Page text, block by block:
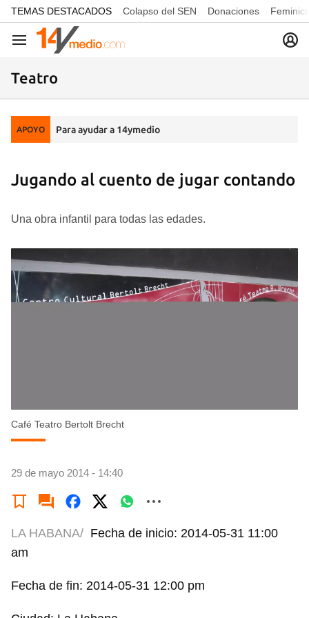
common.go-to-content
TEMAS DESTACADOS Colapso del SEN Donaciones
Navegación
Teatro
APOYO Para ayudar a 14ymedio
Jugando al cuento de jugar contando
Una obra infantil para todas las edades.
Café Teatro Bertolt Brecht
29 de mayo 2014 - 14:40
LA HABANA/ Fecha de inicio: 2014-05-31 11:00
am
Fecha de fin: 2014-05-31 12:00 pm